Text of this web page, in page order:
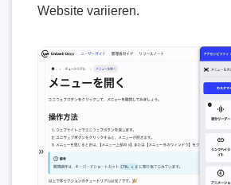
Website variieren.